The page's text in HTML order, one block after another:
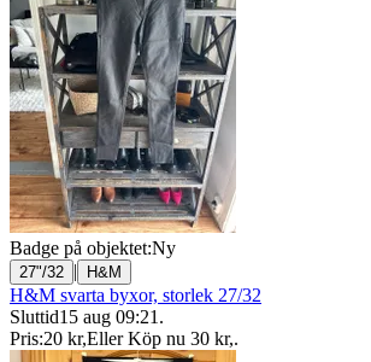
Badge på objektet:Ny
27"/32 | H&M
H&M svarta byxor, storlek 27/32
Sluttid15 aug 09:21 .
Pris:20 kr,Eller Köp nu 30 kr,.